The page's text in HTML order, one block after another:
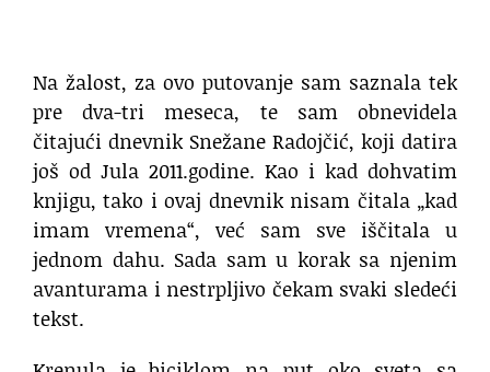
Na žalost, za ovo putovanje sam saznala tek
pre dva-tri meseca, te sam obnevidela
čitajući dnevnik Snežane Radojčić, koji datira
još od Jula 2011.godine. Kao i kad dohvatim
knjigu, tako i ovaj dnevnik nisam čitala „kad
imam vremena“, već sam sve iščitala u
jednom dahu. Sada sam u korak sa njenim
avanturama i nestrpljivo čekam svaki sledeći
tekst.